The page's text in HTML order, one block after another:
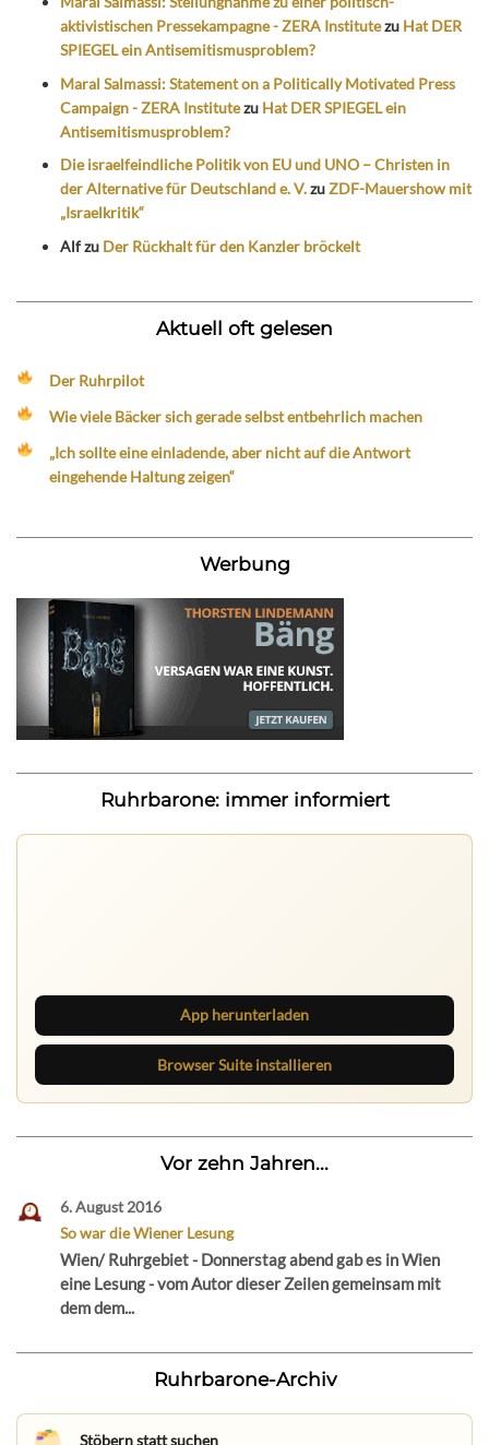
aktivistischen Pressekampagne - ZERA Institutezu Hat DER
SPIEGEL ein Antisemitismusproblem?
Maral Salmassi: Statement on a Politically Motivated Press
Campaign - ZERA Institutezu Hat DER SPIEGEL ein
Antisemitismusproblem?
Die israelfeindliche Politik von EU und UNO – Christen in
der Alternative für Deutschland e. V.zuZDF-Mauershow mit
„Israelkritik“
Alfzu Der Rückhalt für den Kanzler bröckelt
Aktuell oft gelesen
Der Ruhrpilot
Wie viele Bäcker sich gerade selbst entbehrlich machen
„Ich sollte eine einladende, aber nicht auf die Antwort
eingehende Haltung zeigen“
Werbung
Ruhrbarone: immer informiert
App herunterladen
Browser Suite installieren
Vor zehn Jahren...
6. August 2016
So war die Wiener Lesung
Wien/ Ruhrgebiet - Donnerstag abend gab es in Wien
eine Lesung - vom Autor dieser Zeilen gemeinsam mit
dem dem...
Ruhrbarone-Archiv
Stöbern statt suchen